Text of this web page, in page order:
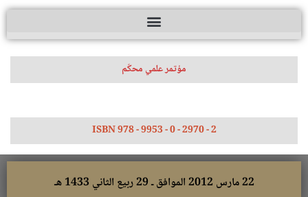
مؤتمر علمي محكّم
ISBN 978 - 9953 - 0 - 2970 - 2
22 مارس 2012 الموافق ـ 29 ربيع الثاني 1433 هـ